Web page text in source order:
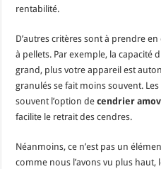
rentabilité.
D’autres critères sont à prendre
à pellets. Par exemple, la capacité
grand, plus votre appareil est
granulés se fait moins souvent.
souvent l’option decendrier
facilite le retrait des cendres.
Néanmoins, ce n’est pas un
comme nous l’avons vu plus